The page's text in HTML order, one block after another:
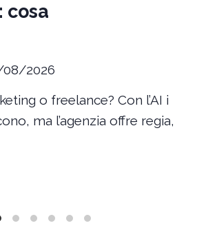
cosa
2026
o freelance? Con l’AI i
ma l’agenzia offre regia,